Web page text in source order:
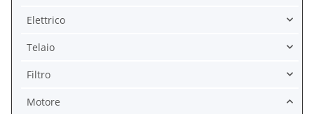
Elettrico
Telaio
Filtro
Motore